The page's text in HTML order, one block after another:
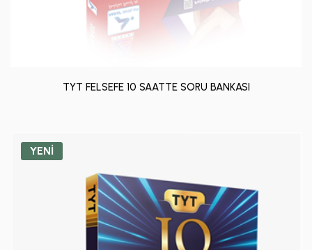
TYT FELSEFE 10 SAATTE SORU BANKASI
YENİ